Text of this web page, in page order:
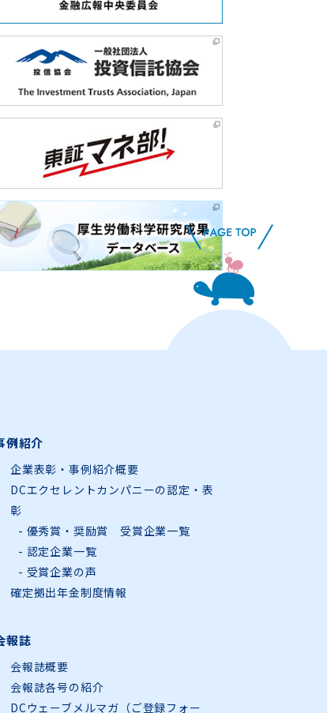
例紹介
企業表彰・事例紹介概要
DCエクセレントカンパニーの認定・表
彰
優秀賞・奨励賞 受賞企業一覧
認定企業一覧
受賞企業の声
確定拠出年金制度情報
報誌
会報誌概要
会報誌各号の紹介
DCウェーブメルマガ（ご登録フォー